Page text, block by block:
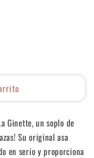
Ginette, un soplo de
Su original asa
en serio y proporciona